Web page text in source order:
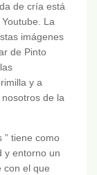
de cría está
La
imágenes
de Pinto
y a
de la
” tiene como
y entorno un
con el que